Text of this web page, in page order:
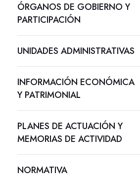
ÓRGANOS DE GOBIERNO Y
PARTICIPACIÓN
UNIDADES ADMINISTRATIVAS
INFORMACIÓN ECONÓMICA
Y PATRIMONIAL
PLANES DE ACTUACIÓN Y
MEMORIAS DE ACTIVIDAD
NORMATIVA